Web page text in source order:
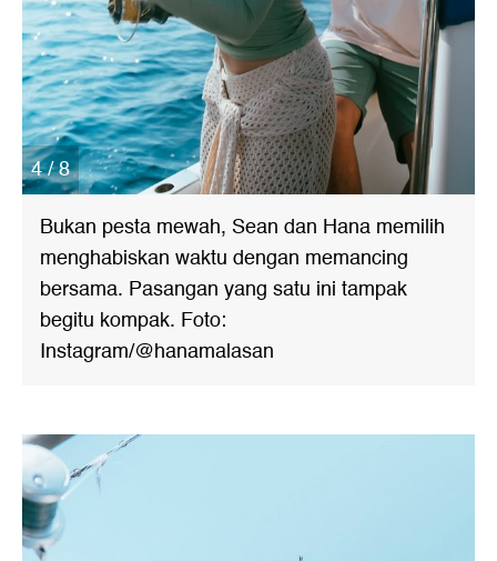
4 / 8
Bukan pesta mewah, Sean dan Hana memilih
menghabiskan waktu dengan memancing
bersama. Pasangan yang satu ini tampak
begitu kompak. Foto:
Instagram/@hanamalasan